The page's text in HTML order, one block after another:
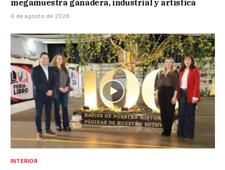
megamuestra ganadera, industrial y artística
6 de agosto de 2026
INTERIOR